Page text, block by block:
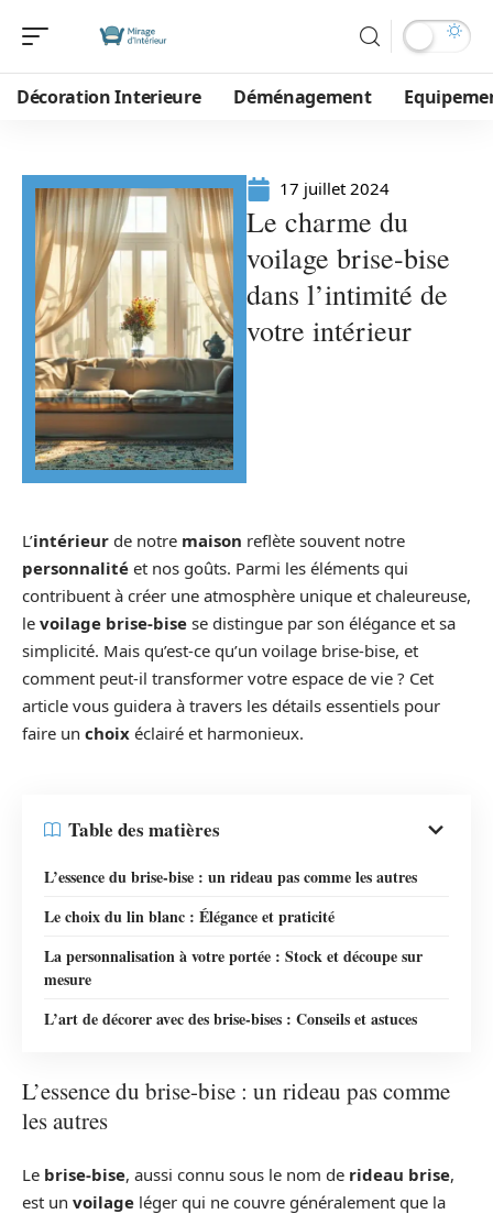
Décoration Interieure Déménagement
17 juillet 2024
Le charme du
voilage brise-bise
dans l’intimité de
votre intérieur
L’intérieur de notre maison reflète souvent notre
personnalité et nos goûts. Parmi les éléments qui
contribuent à créer une atmosphère unique et chaleureuse,
le voilage brise-bise se distingue par son élégance et sa
simplicité. Mais qu’est-ce qu’un voilage brise-bise, et
comment peut-il transformer votre espace de vie ? Cet
article vous guidera à travers les détails essentiels pour
faire un choix éclairé et harmonieux.
Table des matières
L’essence du brise-bise : un rideau pas comme les autres
Le choix du lin blanc : Élégance et praticité
La personnalisation à votre portée : Stock et découpe sur
mesure
L’art de décorer avec des brise-bises : Conseils et astuces
L’essence du brise-bise : un rideau pas comme
les autres
Le brise-bise, aussi connu sous le nom de rideau brise,
est un voilage léger qui ne couvre généralement que la